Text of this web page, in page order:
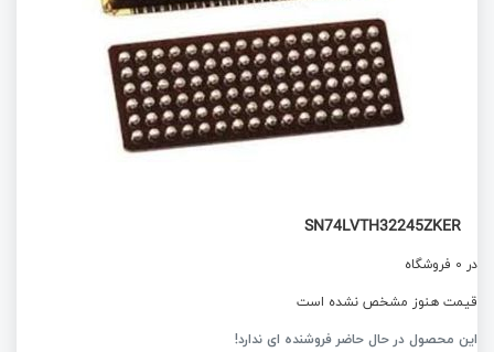
SN74LVTH32245ZKER
در 0 فروشگاه
قیمت هنوز مشخص نشده است
این محصول در حال حاضر فروشنده ای ندارد!